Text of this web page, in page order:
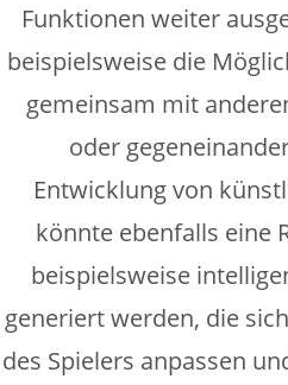
Funktionen weiter
beispielsweise die
gemeinsam mit
oder
Entwicklung von
könnte ebenfalls eine
beispielsweise
generiert werden, die
des Spielers anpassen